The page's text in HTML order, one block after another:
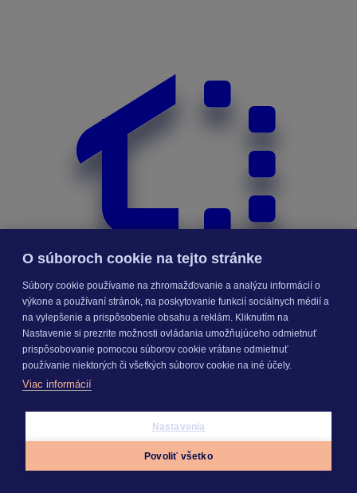
Priebeh výstavby
O súboroch cookie na tejto stránke
Súbory cookie používame na zhromažďovanie a analýzu informácií o
výkone a používaní stránok, na poskytovanie funkcií sociálnych médií a
na vylepšenie a prispôsobenie obsahu a reklám. Kliknutím na
Nastavenie si prezrite možnosti ovládania umožňujúceho odmietnuť
prispôsobovanie pomocou súborov cookie vrátane odmietnuť
používanie niektorých či všetkých súborov cookie na iné účely.
Viac informácií
Nastavenia
Povoliť všetko